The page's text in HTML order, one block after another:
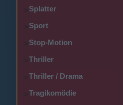
>Splatter
>Sport
>Stop-Motion
>Thriller
>Thriller / Drama
>Tragikomödie